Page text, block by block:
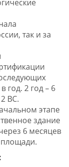
так и за
год. 2 год – 6
ВС.
этапе
здание
6 месяцев